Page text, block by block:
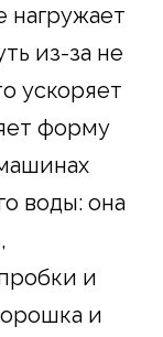
нагружает
из-за не
ускоряет
форму
воды: она
и
и